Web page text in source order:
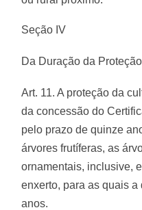
Seção IV
Da Duração da Proteção
Art. 11. A proteção da
da concessão do
pelo prazo de quinze
árvores frutíferas, as
ornamentais, inclusive,
enxerto, para as quais
anos.